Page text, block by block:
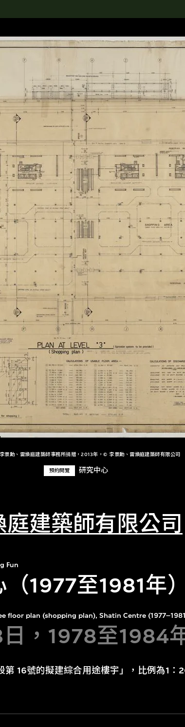
景勳、雷煥庭建築師事務所捐贈，2013年，© 李景勳、雷煥庭建築師有限公司
預約閱覽 研究中心
建築師有限公司
Fun
1977至1981年
floor plan (shopping plan), Shatin Centre
，1978至1984
第 16號的擬建綜合用途樓宇」，比例為1：